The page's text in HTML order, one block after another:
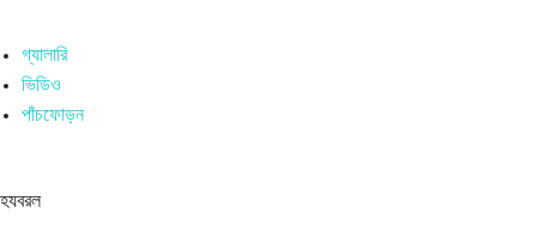
গ্যালারি
ভিডিও
পাঁচফোড়ন
হযবরল